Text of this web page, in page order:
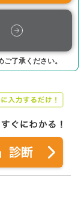
了承ください。